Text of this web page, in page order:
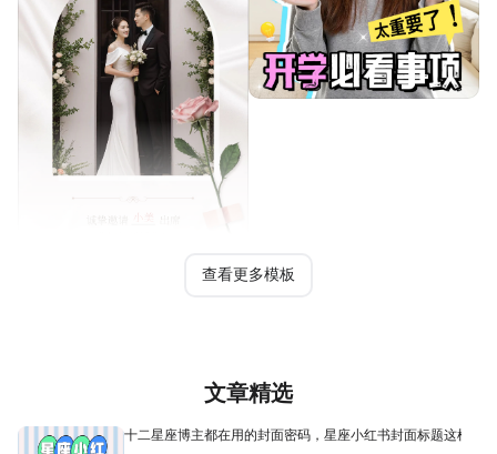
查看更多模板
文章精选
十二星座博主都在用的封面密码，星座小红书封面标题这样写